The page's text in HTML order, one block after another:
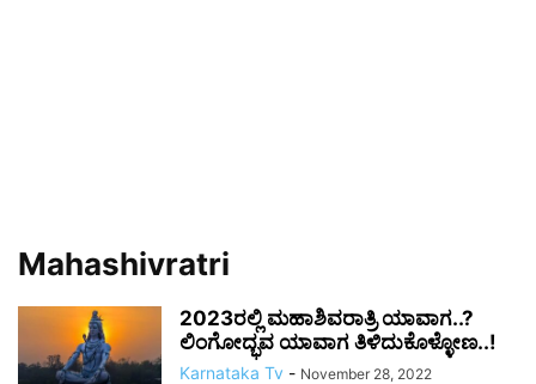
Mahashivratri
2023ರಲ್ಲಿ ಮಹಾಶಿವರಾತ್ರಿ ಯಾವಾಗ..?
ಲಿಂಗೋದ್ಭವ ಯಾವಾಗ ತಿಳಿದುಕೊಳ್ಳೋಣ..!
Karnataka Tv - November 28, 2022